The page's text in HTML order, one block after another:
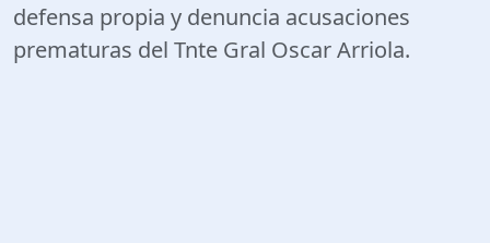
defensa propia y denuncia acusaciones
prematuras del Tnte Gral Oscar Arriola.